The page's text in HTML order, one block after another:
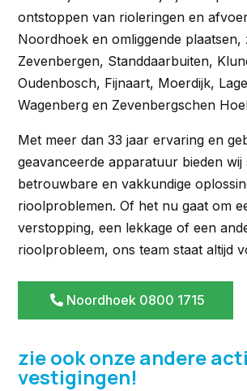
ontstoppen van rioleringen en
Noordhoek en omliggende plaatsen,
Zevenbergen, Standdaarbuiten,
Oudenbosch, Fijnaart, Moerdijk,
Wagenberg en Zevenbergschen
Met meer dan 33 jaar ervaring en
geavanceerde apparatuur bieden wij
betrouwbare en vakkundige
rioolproblemen. Of het nu gaat om
verstopping, een lekkage of een
rioolprobleem, ons team staat altijd
Noordhoek 0800 1715
zie ook onze andere
vestigingen!